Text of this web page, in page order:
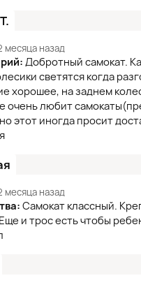
месяца назад
Добротный самокат.
светятся когда
хорошее, на заднем
очень любит
этот иногда просит
месяца назад
Самокат классный.
и трос есть чтобы